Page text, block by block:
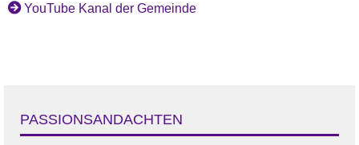
YouTube Kanal der Gemeinde
PASSIONSANDACHTEN